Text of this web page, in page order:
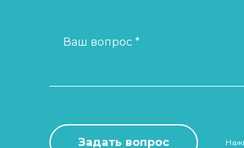
Ваш вопрос *